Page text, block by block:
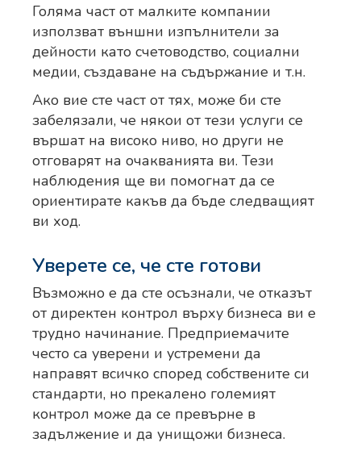
Голяма част от малките компании
използват външни изпълнители за
дейности като счетоводство, социални
медии, създаване на съдържание и т.н.
Ако вие сте част от тях, може би сте
забелязали, че някои от тези услуги се
вършат на високо ниво, но други не
отговарят на очакванията ви. Тези
наблюдения ще ви помогнат да се
ориентирате какъв да бъде следващият
ви ход.
Уверете се, че сте готови
Възможно е да сте осъзнали, че отказът
от директен контрол върху бизнеса ви е
трудно начинание. Предприемачите
често са уверени и устремени да
направят всичко според собствените си
стандарти, но прекалено големият
контрол може да се превърне в
задължение и да унищожи бизнеса.